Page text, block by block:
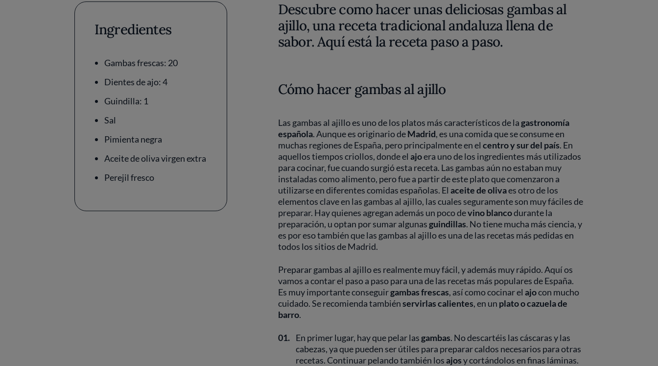
Ingredientes
Gambas frescas: 20
Dientes de ajo: 4
Guindilla: 1
Sal
Pimienta negra
Aceite de oliva virgen extra
Perejil fresco
Descubre como hacer unas deliciosas gambas al
ajillo, una receta tradicional andaluza llena de
sabor. Aquí está la receta paso a paso.
Cómo hacer gambas al ajillo
Las gambas al ajillo es uno de los platos más característicos de lagastronomía
española. Aunque es originario deMadrid, es una comida que se consume en
muchas regiones de España, pero principalmente en el centro y sur del país. En
aquellos tiempos criollos, donde el ajoera uno de los ingredientes más utilizados
para cocinar, fue cuando surgió esta receta. Las gambas aún no estaban muy
instaladas como alimento, pero fue a partir de este plato que comenzaron a
utilizarse en diferentes comidas españolas. El aceite de olivaes otro de los
elementos clave en las gambas al ajillo, las cuales seguramente son muy fáciles de
preparar. Hay quienes agregan además un poco devino blancodurante la
preparación, u optan por sumar algunasguindillas. No tiene mucha más ciencia, y
es por eso también que las gambas al ajillo es una de las recetas más pedidas en
todos los sitios de Madrid.
Preparar gambas al ajillo es realmente muy fácil, y además muy rápido. Aquí os
vamos a contar el paso a paso para una de las recetas más populares de España.
Es muy importante conseguirgambas frescas, así como cocinar el ajocon mucho
cuidado. Se recomienda tambiénservirlas calientes, en un plato o cazuela de
barro.
01. En primer lugar, hay que pelar lasgambas. No descartéis las cáscaras y las
cabezas, ya que pueden ser útiles para preparar caldos necesarios para otras
recetas. Continuar pelando también losajosy cortándolos en finas láminas.